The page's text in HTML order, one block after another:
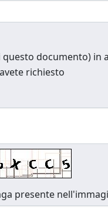
documento) in
richiesto
presente